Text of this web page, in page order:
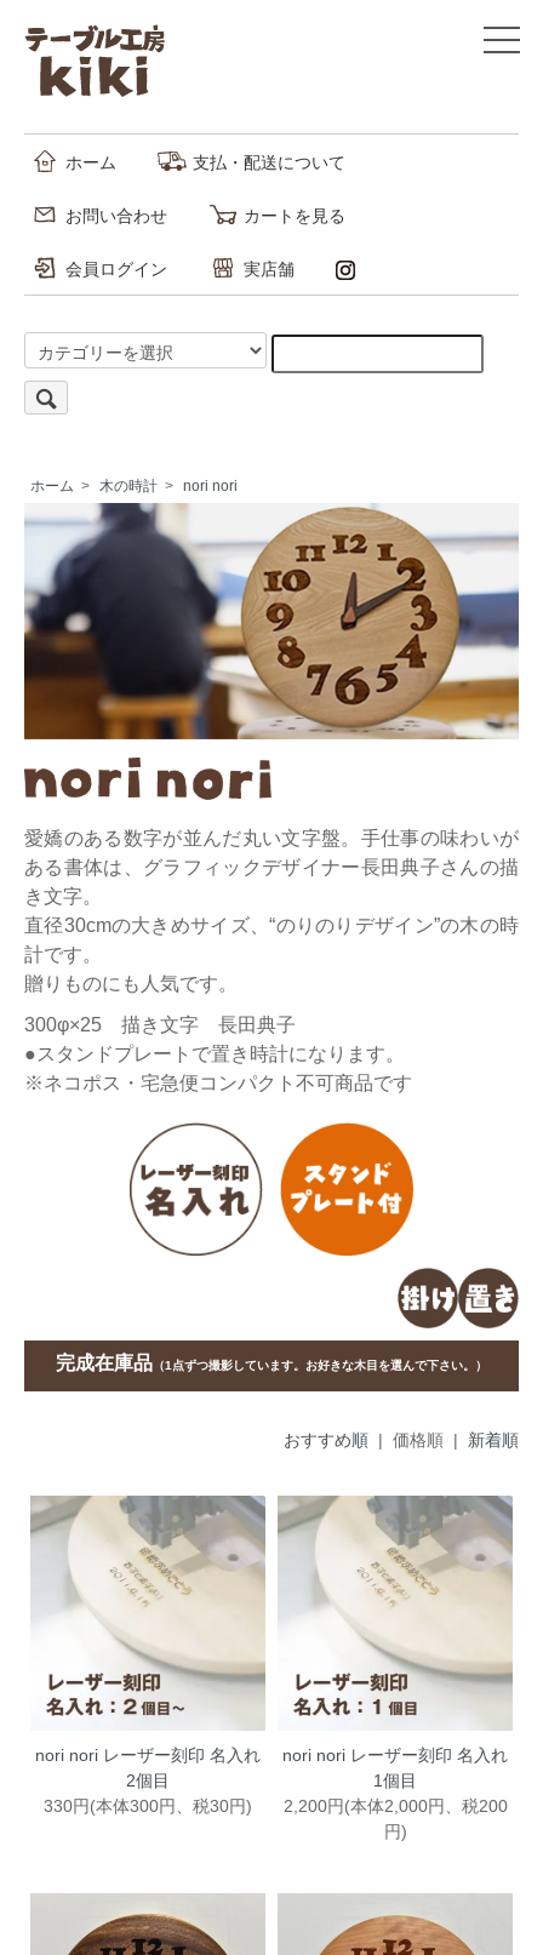
ホーム 支払・配送について
お問い合わせ カートを見る
会員ログイン 実店舗
ホーム > 木の時計 > nori nori
愛嬌のある数字が並んだ丸い文字盤。手仕事の味わいが
ある書体は、グラフィックデザイナー長田典子さんの描
き文字。
直径30cmの大きめサイズ、“のりのりデザイン”の木の時
計です。
贈りものにも人気です。
300φ×25 描き文字 長田典子
●スタンドプレートで置き時計になります。
※ネコポス・宅急便コンパクト不可商品です
完成在庫品 （1点ずつ撮影しています。お好きな木目を選んで下さい。）
おすすめ順 | 価格順 | 新着順
nori nori レーザー刻印 名入れ
2個目
330円(本体300円、税30円)
nori nori レーザー刻印 名入れ
1個目
2,200円(本体2,000円、税200
円)